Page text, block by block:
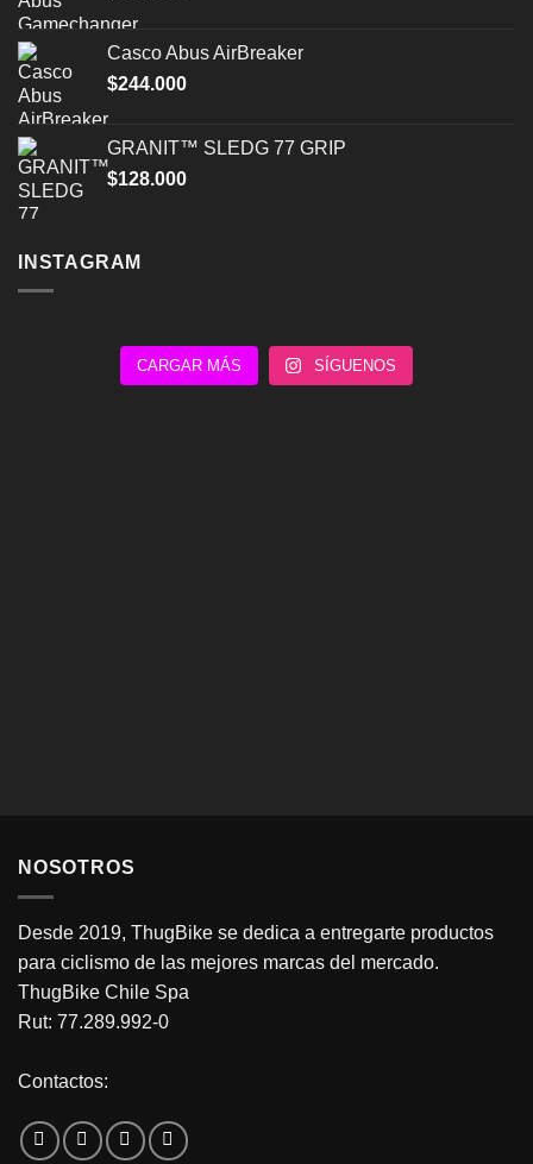
Casco Abus AirBreaker
$244.000
GRANIT™ SLEDG 77 GRIP
$128.000
INSTAGRAM
CARGAR MÁS SÍGUENOS
NOSOTROS
Desde 2019, ThugBike se dedica a entregarte productos
para ciclismo de las mejores marcas del mercado.
ThugBike Chile Spa
Rut: 77.289.992-0
Contactos: